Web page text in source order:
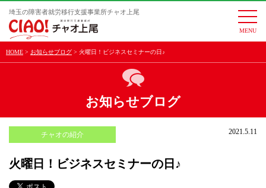
埼玉の障害者就労移行支援事業所チャオ上尾
HOME お知らせブログ 火曜日！ビジネスセミナーの日♪
お知らせブログ
チャオの紹介 2021.5.11
火曜日！ビジネスセミナーの日♪